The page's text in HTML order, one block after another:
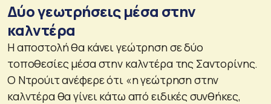
Δύο γεωτρήσεις μέσα στην
καλντέρα
Η αποστολή θα κάνει γεώτρηση σε δύο
τοποθεσίες μέσα στην καλντέρα της Σαντορίνης.
Ο Ντρούιτ ανέφερε ότι «η γεώτρηση στην
καλντέρα θα γίνει κάτω από ειδικές συνθήκες,